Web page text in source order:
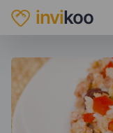
invikoo